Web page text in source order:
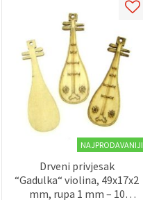
NAJPRODAVANIJI
Drveni privjesak
“Gadulka“ violina, 49x17x2
mm, rupa 1 mm – 10